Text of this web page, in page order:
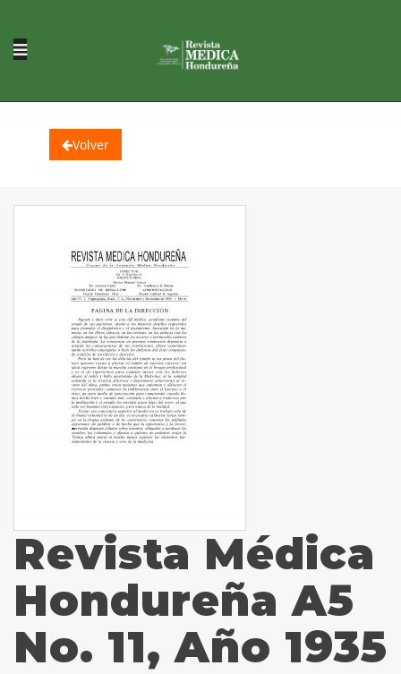
Volver
Revista Médica
Hondureña A5
No. 11, Año 1935